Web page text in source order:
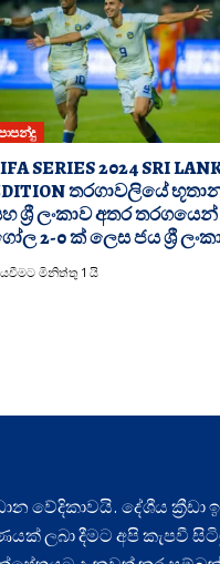
SERIES 2024 SRI
තරගාවලියේ
ශ්‍රී ලංකාව අතර තරගයෙන්
2-0 ක් ලෙස ජය ශ්‍රී
මිනිත්තු 1 යි
වේදිකාවයි. දේශීය
ලබා දීමට අපි කැපවී